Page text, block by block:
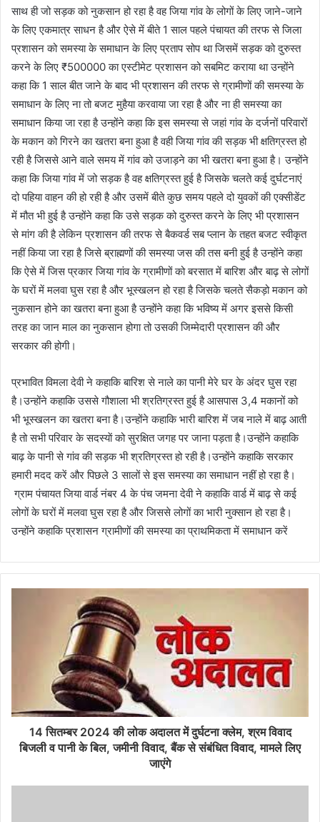
साथ ही जो सड़क को नुकसान हो रहा है वह जिया गांव के लोगों के लिए जाने-जाने
के लिए एकमात्र साधन है और ऐसे में बीते 1 साल पहले पंचायत की तरफ से जिला
प्रशासन को समस्या के समाधान के लिए प्रताप सोप था जिसमें सड़क को दुरुस्त
करने के लिए ₹500000 का एस्टीमेट प्रशासन को सबमिट कराया था उन्होंने
कहा कि 1 साल बीत जाने के बाद भी प्रशासन की तरफ से ग्रामीणों की समस्या के
समाधान के लिए ना तो बजट मुहैया करवाया जा रहा है और ना ही समस्या का
समाधान किया जा रहा है उन्होंने कहा कि इस समस्या से जहां गांव के दर्जनों परिवारों
के मकान को गिरने का खतरा बना हुआ है वही जिया गांव की सड़क भी क्षतिग्रस्त हो
रही है जिससे आने वाले समय में गांव को उजाड़ने का भी खतरा बना हुआ है। उन्होंने
कहा कि जिया गांव में जो सड़क है वह क्षतिग्रस्त हुई है जिसके चलते कई दुर्घटनाएं
दो पहिया वाहन की हो रही है और उसमें बीते कुछ समय पहले दो युवकों की एक्सीडेंट
में मौत भी हुई है उन्होंने कहा कि उसे सड़क को दुरुस्त करने के लिए भी प्रशासन
से मांग की है लेकिन प्रशासन की तरफ से बैकवर्ड सब प्लान के तहत बजट स्वीकृत
नहीं किया जा रहा है जिसे ब्राह्मणों की समस्या जस की तस बनी हुई है उन्होंने कहा
कि ऐसे में जिस प्रकार जिया गांव के ग्रामीणों को बरसात में बारिश और बाढ़ से लोगों
के घरों में मलवा घुस रहा है और भूस्खलन हो रहा है जिसके चलते सैकड़ो मकान को
नुकसान होने का खतरा बना हुआ है उन्होंने कहा कि भविष्य में अगर इससे किसी
तरह का जान माल का नुकसान होगा तो उसकी जिम्मेदारी प्रशासन की और
सरकार की होगी।
प्रभावित विमला देवी ने कहाकि बारिश से नाले का पानी मेरे घर के अंदर घुस रहा
है।उन्होंने कहाकि उससे गौशाला भी श्रतिग्रस्त हुई है आसपास 3,4 मकानों को
भी भूस्खलन का खतरा बना है।उन्होंने कहाकि भारी बारिश में जब नाले में बाढ़ आती
है तो सभी परिवार के सदस्याें को सुरक्षित जगह पर जाना पड़ता है।उन्होंने कहाकि
बाढ़ के पानी से गांव की सड़क भी श्रतिग्रस्त हो रही है।उन्होंने कहाकि सरकार
हमारी मदद करें और पिछले 3 सालों से इस समस्या का समाधान नहीं हो रहा है।
ग्राम पंचायत जिया वार्ड नंबर 4 के पंच जमना देवी ने कहाकि वार्ड में बाढ़ से कई
लोगों के घरों में मलवा घुस रहा है और जिससे लोगों का भारी नुक्सान हो रहा है।
उन्होंने कहाकि प्रशासन ग्रामीणों की समस्या का प्राथमिकता में समाधान करें
14 सितम्बर 2024 की लोक अदालत में दुर्घटना क्लेम, श्रम विवाद
बिजली व पानी के बिल, जमीनी विवाद, बैंक से संबंधित विवाद, मामले लिए
जाएंगे